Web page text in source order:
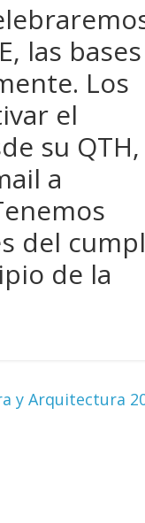
las bases
Los
el
su QTH,
a
del
de la
y Arquitectura